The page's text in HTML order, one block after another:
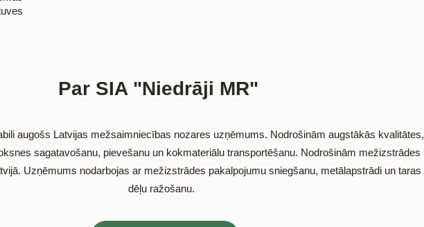
Par SIA "Niedrāji MR"
augošs Latvijas mežsaimniecības nozares uzņēmums. Nodrošinām augstākās kvalitātes,
sagatavošanu, pievešanu un kokmateriālu transportēšanu. Nodrošinām mežizstrādes
Uzņēmums nodarbojas ar mežizstrādes pakalpojumu sniegšanu, metālapstrādi un taras
dēļu ražošanu.